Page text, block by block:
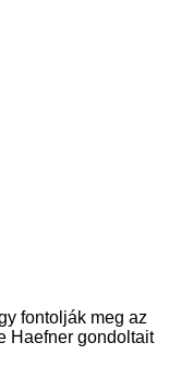
fontolják meg az
Haefner gondoltait